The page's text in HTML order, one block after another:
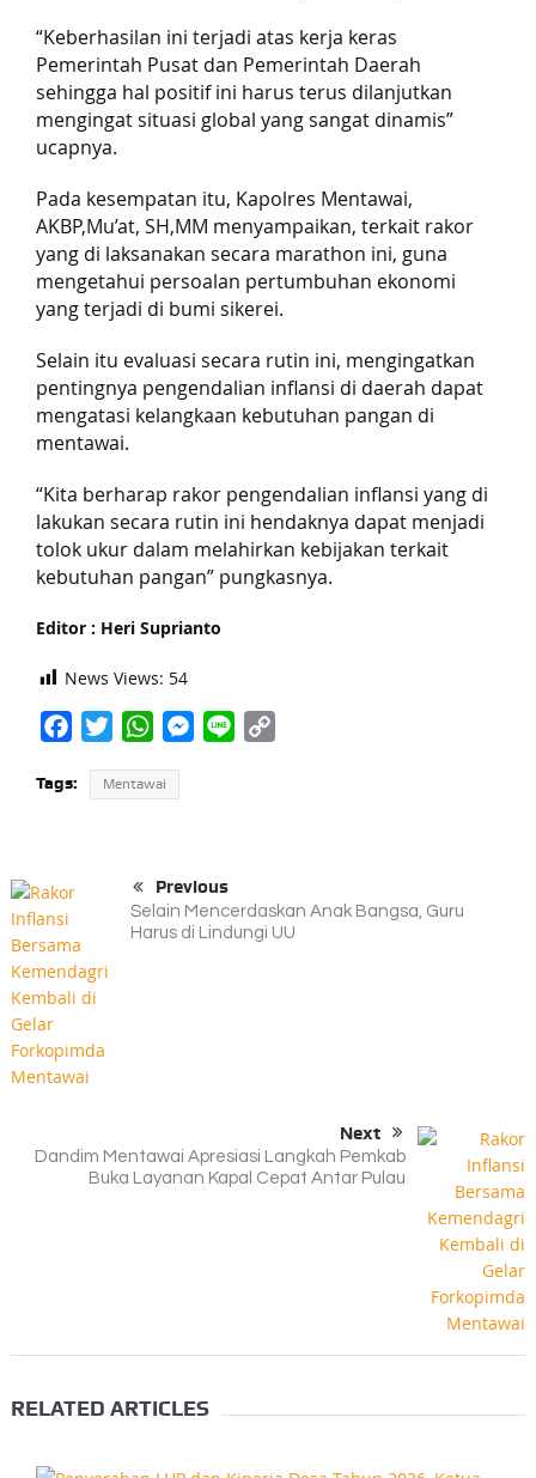
“Keberhasilan ini terjadi atas kerja keras
Pemerintah Pusat dan Pemerintah Daerah
sehingga hal positif ini harus terus dilanjutkan
mengingat situasi global yang sangat dinamis”
ucapnya.
Pada kesempatan itu, Kapolres Mentawai,
AKBP,Mu’at, SH,MM menyampaikan, terkait rakor
yang di laksanakan secara marathon ini, guna
mengetahui persoalan pertumbuhan ekonomi
yang terjadi di bumi sikerei.
Selain itu evaluasi secara rutin ini, mengingatkan
pentingnya pengendalian inflansi di daerah dapat
mengatasi kelangkaan kebutuhan pangan di
mentawai.
“Kita berharap rakor pengendalian inflansi yang di
lakukan secara rutin ini hendaknya dapat menjadi
tolok ukur dalam melahirkan kebijakan terkait
kebutuhan pangan” pungkasnya.
Editor : Heri Suprianto
News Views: 54
FacebookTwitterWhatsAppMessenger
Line
Tags: Mentawai
Previous
Selain Mencerdaskan Anak Bangsa, Guru
Harus di Lindungi UU
Next
Dandim Mentawai Apresiasi Langkah Pemkab
Buka Layanan Kapal Cepat Antar Pulau
RELATED ARTICLES